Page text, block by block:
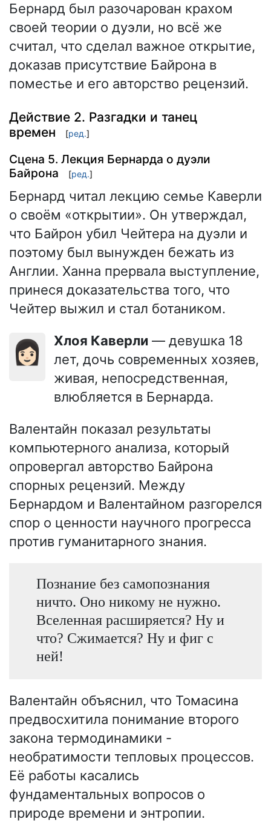
Бернард был разочарован крахом
своей теории о дуэли, но всё же
считал, что сделал важное открытие,
доказав присутствие Байрона в
поместье и его авторство рецензий.
Действие 2. Разгадки и танец
времен
[ред.]
Сцена 5. Лекция Бернарда о дуэли
Байрона
[ред.]
Бернард читал лекцию семье Каверли
о своём «открытии». Он утверждал,
что Байрон убил Чейтера на дуэли и
поэтому был вынужден бежать из
Англии. Ханна прервала выступление,
принеся доказательства того, что
Чейтер выжил и стал ботаником.
👩🏻 Хлоя Каверли — девушка 18
лет, дочь современных хозяев,
живая, непосредственная,
влюбляется в Бернарда.
Валентайн показал результаты
компьютерного анализа, который
опровергал авторство Байрона
спорных рецензий. Между
Бернардом и Валентайном разгорелся
спор о ценности научного прогресса
против гуманитарного знания.
Познание без самопознания
ничто. Оно никому не нужно.
Вселенная расширяется? Ну и
что? Сжимается? Ну и фиг с
ней!
Валентайн объяснил, что Томасина
предвосхитила понимание второго
закона термодинамики -
необратимости тепловых процессов.
Её работы касались
фундаментальных вопросов о
природе времени и энтропии.